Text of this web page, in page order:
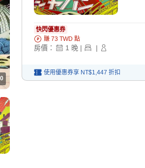
快閃優惠券
賺 73 TWD 點
房價： 1 晚 | |
使用優惠券享 NT$1,447 折扣